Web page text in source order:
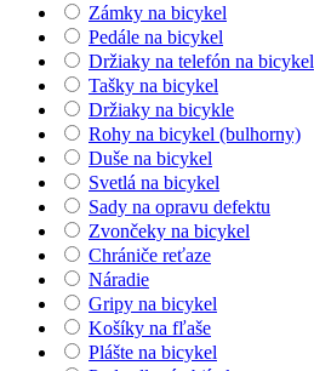
Zámky na bicykel
Pedále na bicykel
Držiaky na telefón na bicykel
Tašky na bicykel
Držiaky na bicykle
Rohy na bicykel (bulhorny)
Duše na bicykel
Svetlá na bicykel
Sady na opravu defektu
Zvončeky na bicykel
Chrániče reťaze
Náradie
Gripy na bicykel
Košíky na fľaše
Plášte na bicykel